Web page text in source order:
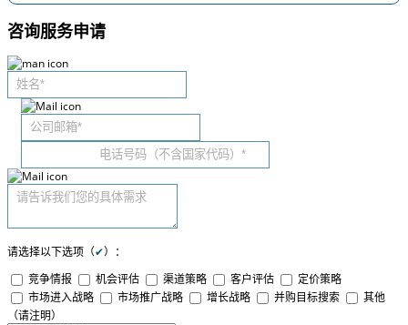
咨询服务申请
请选择以下选项（✔）：
竞争情报
机会评估 渠道策略 客户评估
定价策略
市场进入战略
市场推广战略 增长战略 并购目标搜索
其他
（请注明）